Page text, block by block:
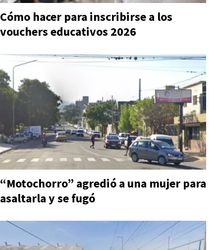
Cómo hacer para inscribirse a los
vouchers educativos 2026
“Motochorro” agredió a una mujer para
asaltarla y se fugó